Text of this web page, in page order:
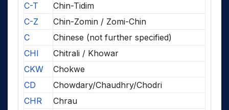
C-T
Chin-Tidim
C-Z
Chin-Zomin / Zomi-Chin
C
Chinese (not further specified)
CHI
Chitrali / Khowar
CKW
Chokwe
CD
Chowdary/Chaudhry/Chodri
CHR
Chrau